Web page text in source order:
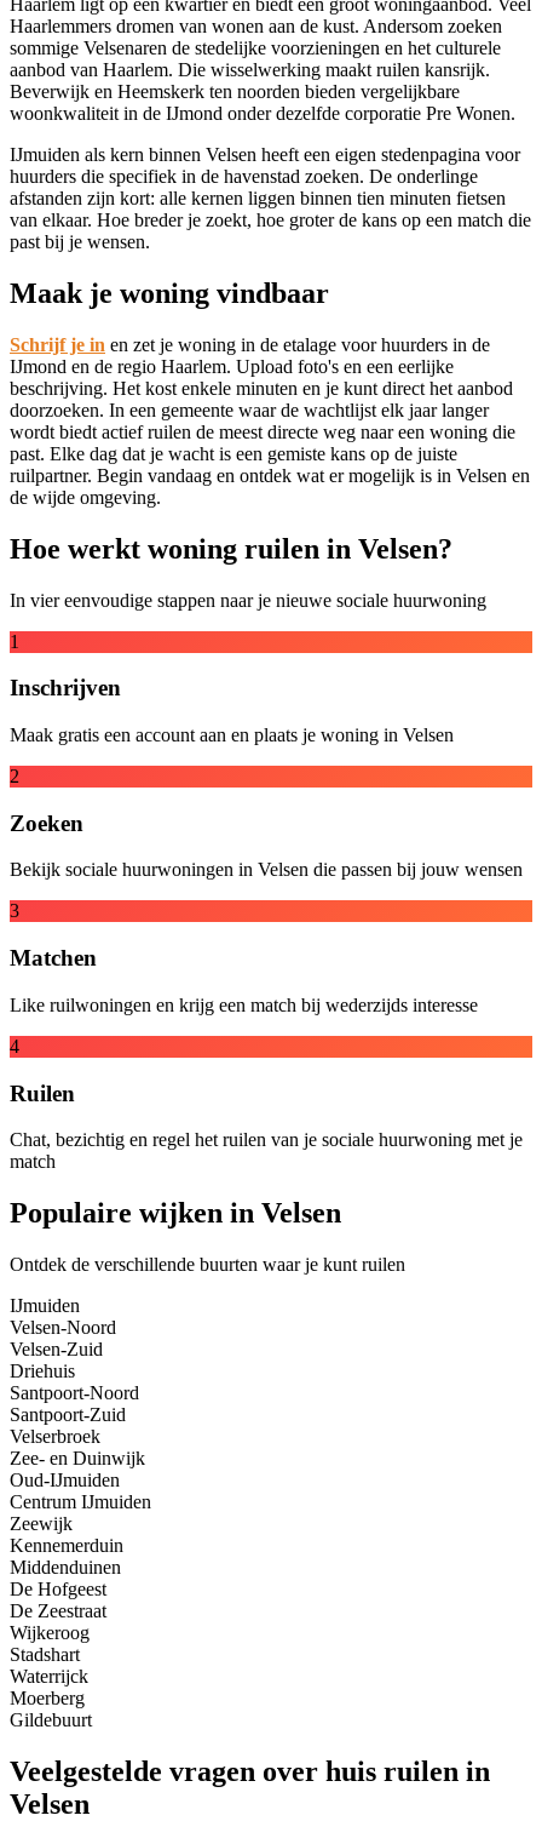
Haarlemmers dromen van wonen aan de kust. Andersom zoeken
sommige Velsenaren de stedelijke voorzieningen en het culturele
aanbod van Haarlem. Die wisselwerking maakt ruilen kansrijk.
Beverwijk en Heemskerk ten noorden bieden vergelijkbare
woonkwaliteit in de IJmond onder dezelfde corporatie Pre Wonen.
IJmuiden als kern binnen Velsen heeft een eigen stedenpagina voor
huurders die specifiek in de havenstad zoeken. De onderlinge
afstanden zijn kort: alle kernen liggen binnen tien minuten fietsen
van elkaar. Hoe breder je zoekt, hoe groter de kans op een match die
past bij je wensen.
Maak je woning vindbaar
Schrijf je in en zet je woning in de etalage voor huurders in de
IJmond en de regio Haarlem. Upload foto's en een eerlijke
beschrijving. Het kost enkele minuten en je kunt direct het aanbod
doorzoeken. In een gemeente waar de wachtlijst elk jaar langer
wordt biedt actief ruilen de meest directe weg naar een woning die
past. Elke dag dat je wacht is een gemiste kans op de juiste
ruilpartner. Begin vandaag en ontdek wat er mogelijk is in Velsen en
de wijde omgeving.
Hoe werkt woning ruilen in Velsen?
In vier eenvoudige stappen naar je nieuwe sociale huurwoning
1
Inschrijven
Maak gratis een account aan en plaats je woning in Velsen
2
Zoeken
Bekijk sociale huurwoningen in Velsen die passen bij jouw wensen
3
Matchen
Like ruilwoningen en krijg een match bij wederzijds interesse
4
Ruilen
Chat, bezichtig en regel het ruilen van je sociale huurwoning met je
match
Populaire wijken in Velsen
Ontdek de verschillende buurten waar je kunt ruilen
IJmuiden
Velsen-Noord
Velsen-Zuid
Driehuis
Santpoort-Noord
Santpoort-Zuid
Velserbroek
Zee- en Duinwijk
Oud-IJmuiden
Centrum IJmuiden
Zeewijk
Kennemerduin
Middenduinen
De Hofgeest
De Zeestraat
Wijkeroog
Stadshart
Waterrijck
Moerberg
Gildebuurt
Veelgestelde vragen over huis ruilen in
Velsen